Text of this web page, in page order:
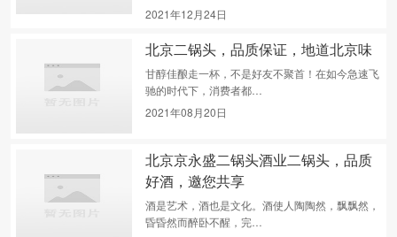
2021年12月24日
北京二锅头，品质保证，地道北京味
甘醇佳酿走一杯，不是好友不聚首！在如今急速飞
驰的时代下，消费者都…
2021年08月20日
北京京永盛二锅头酒业二锅头，品质
好酒，邀您共享
酒是艺术，酒也是文化。酒使人陶陶然，飘飘然，
昏昏然而醉卧不醒，完…